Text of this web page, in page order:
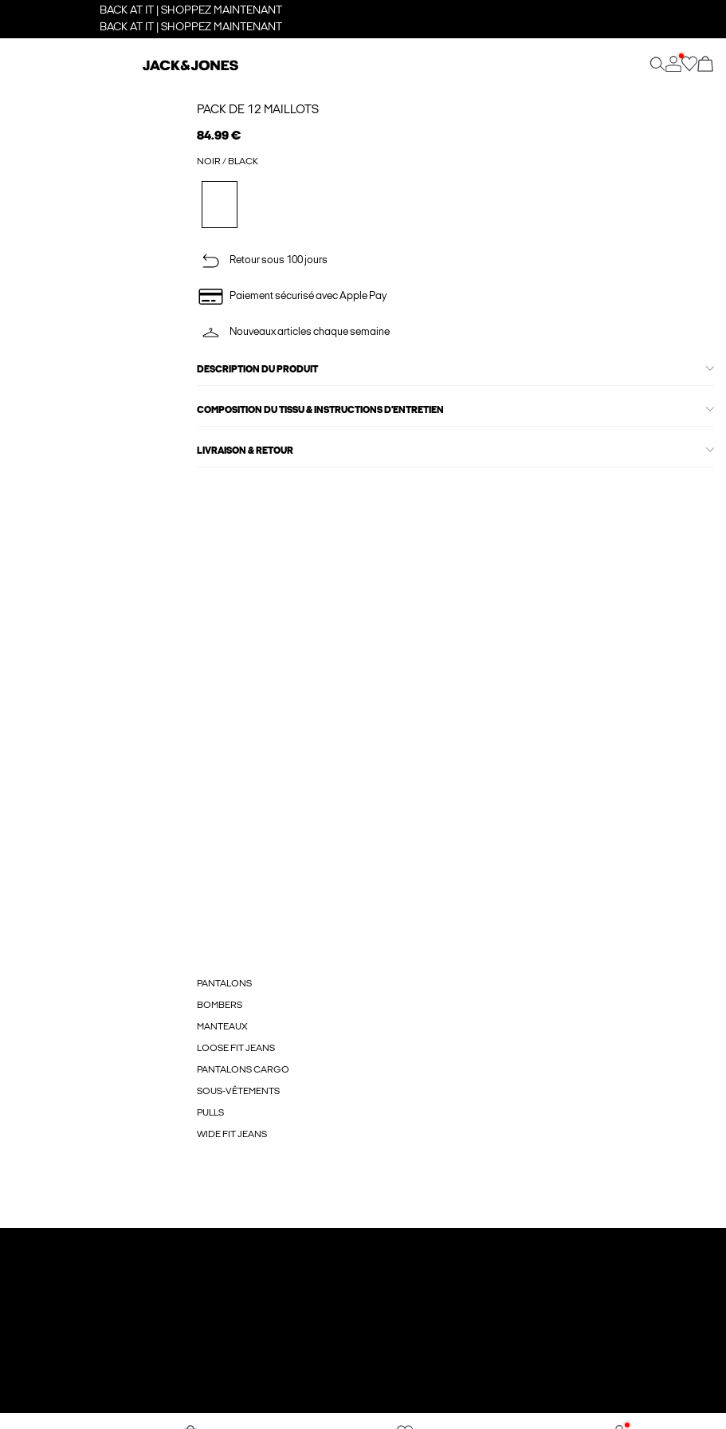
BACK AT IT | SHOPPEZ MAINTENANT
BACK AT IT | SHOPPEZ MAINTENANT
PACK DE 12 MAILLOTS
84.99 €
NOIR / BLACK
Retour sous 100 jours
Paiement sécurisé avec Apple Pay
Nouveaux articles chaque semaine
DESCRIPTION DU PRODUIT
COMPOSITION DU TISSU & INSTRUCTIONS D'ENTRETIEN
LIVRAISON & RETOUR
PANTALONS
BOMBERS
MANTEAUX
LOOSE FIT JEANS
PANTALONS CARGO
SOUS-VÊTEMENTS
PULLS
WIDE FIT JEANS